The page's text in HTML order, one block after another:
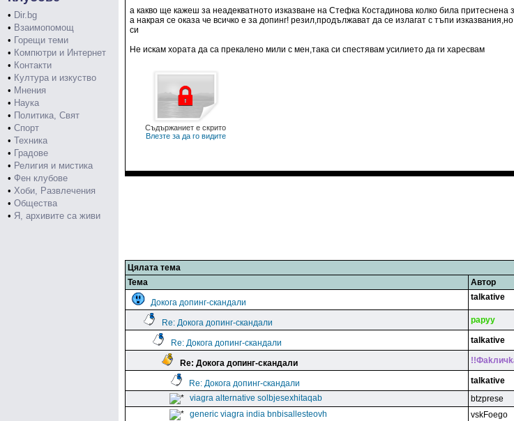
• Dir.bg
• Взаимопомощ
• Горещи теми
• Компютри и Интернет
• Контакти
• Култура и изкуство
• Мнения
• Наука
• Политика, Свят
• Спорт
• Техника
• Градове
• Религия и мистика
• Фен клубове
• Хоби, Развлечения
• Общества
• Я, архивите са живи
а какво ще кажеш за неадекватното изказване на Стефка Костадинова колко била
а накрая се оказа че всичко е за допинг! резил,продължават да се излагат с тъпи
си
Не искам хората да са прекалено мили с мен,така си спестявам усилието да ги харесвам
Съдържаниет е скрито
Влезте за да го видите
Цялата тема
Тема
Автор
Докога допинг-скандали
talkative
Re: Докога допинг-скандали papyy
Re: Докога допинг-скандали talkative
Re: Докога допинг-скандали
Re: Докога допинг-скандали talkative
viagra alternative solbjesexhitaqab
btzprese
generic viagra india bnbisallesteovh
vskFoego